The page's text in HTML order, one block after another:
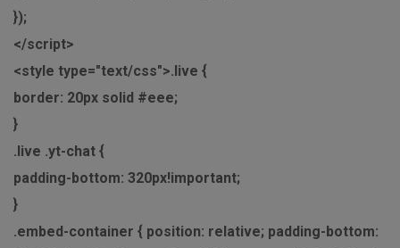
});
</script>
<style type="text/css">.live {
border: 20px solid #eee;
}
.live .yt-chat {
padding-bottom: 320px!important;
}
.embed-container { position: relative; padding-bottom: